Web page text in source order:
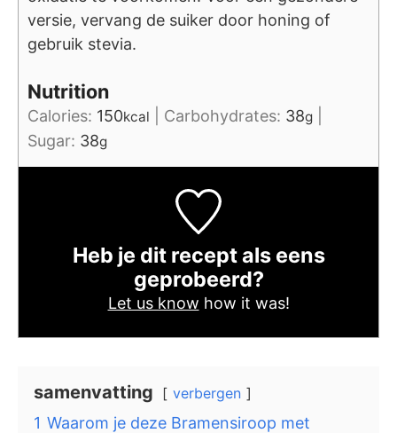
versie, vervang de suiker door honing of
gebruik stevia.
Nutrition
Calories: 150kcal Carbohydrates: 38g
Sugar: 38g
Heb je dit recept als eens
geprobeerd?
Let us know how it was!
samenvatting verbergen
1 Waarom je deze Bramensiroop met